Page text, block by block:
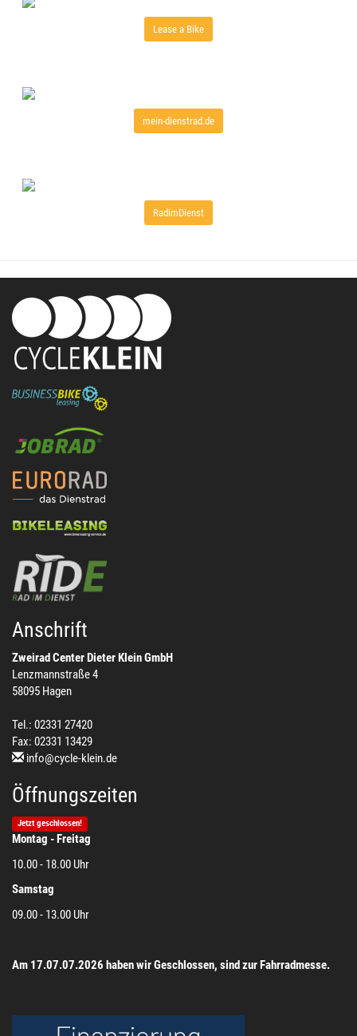
Lease a Bike
mein-dienstrad.de
RadimDienst
Anschrift
Zweirad Center Dieter Klein GmbH
Lenzmannstraße 4
58095 Hagen
Tel.: 02331 27420
Fax: 02331 13429
info@cycle-klein.de
Öffnungszeiten
Jetzt geschlossen!
Montag - Freitag
10.00 - 18.00 Uhr
Samstag
09.00 - 13.00 Uhr
Am 17.07.07.2026 haben wir Geschlossen, sind zur Fahrradmesse.